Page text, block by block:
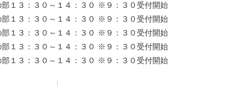
３：３０～１４：３０ ※９：３０受付開始
３：３０～１４：３０ ※９：３０受付開始
１３：３０～１４：３０ ※９：３０受付開始
１３：３０～１４：３０ ※９：３０受付開始
１３：３０～１４：３０ ※９：３０受付開始